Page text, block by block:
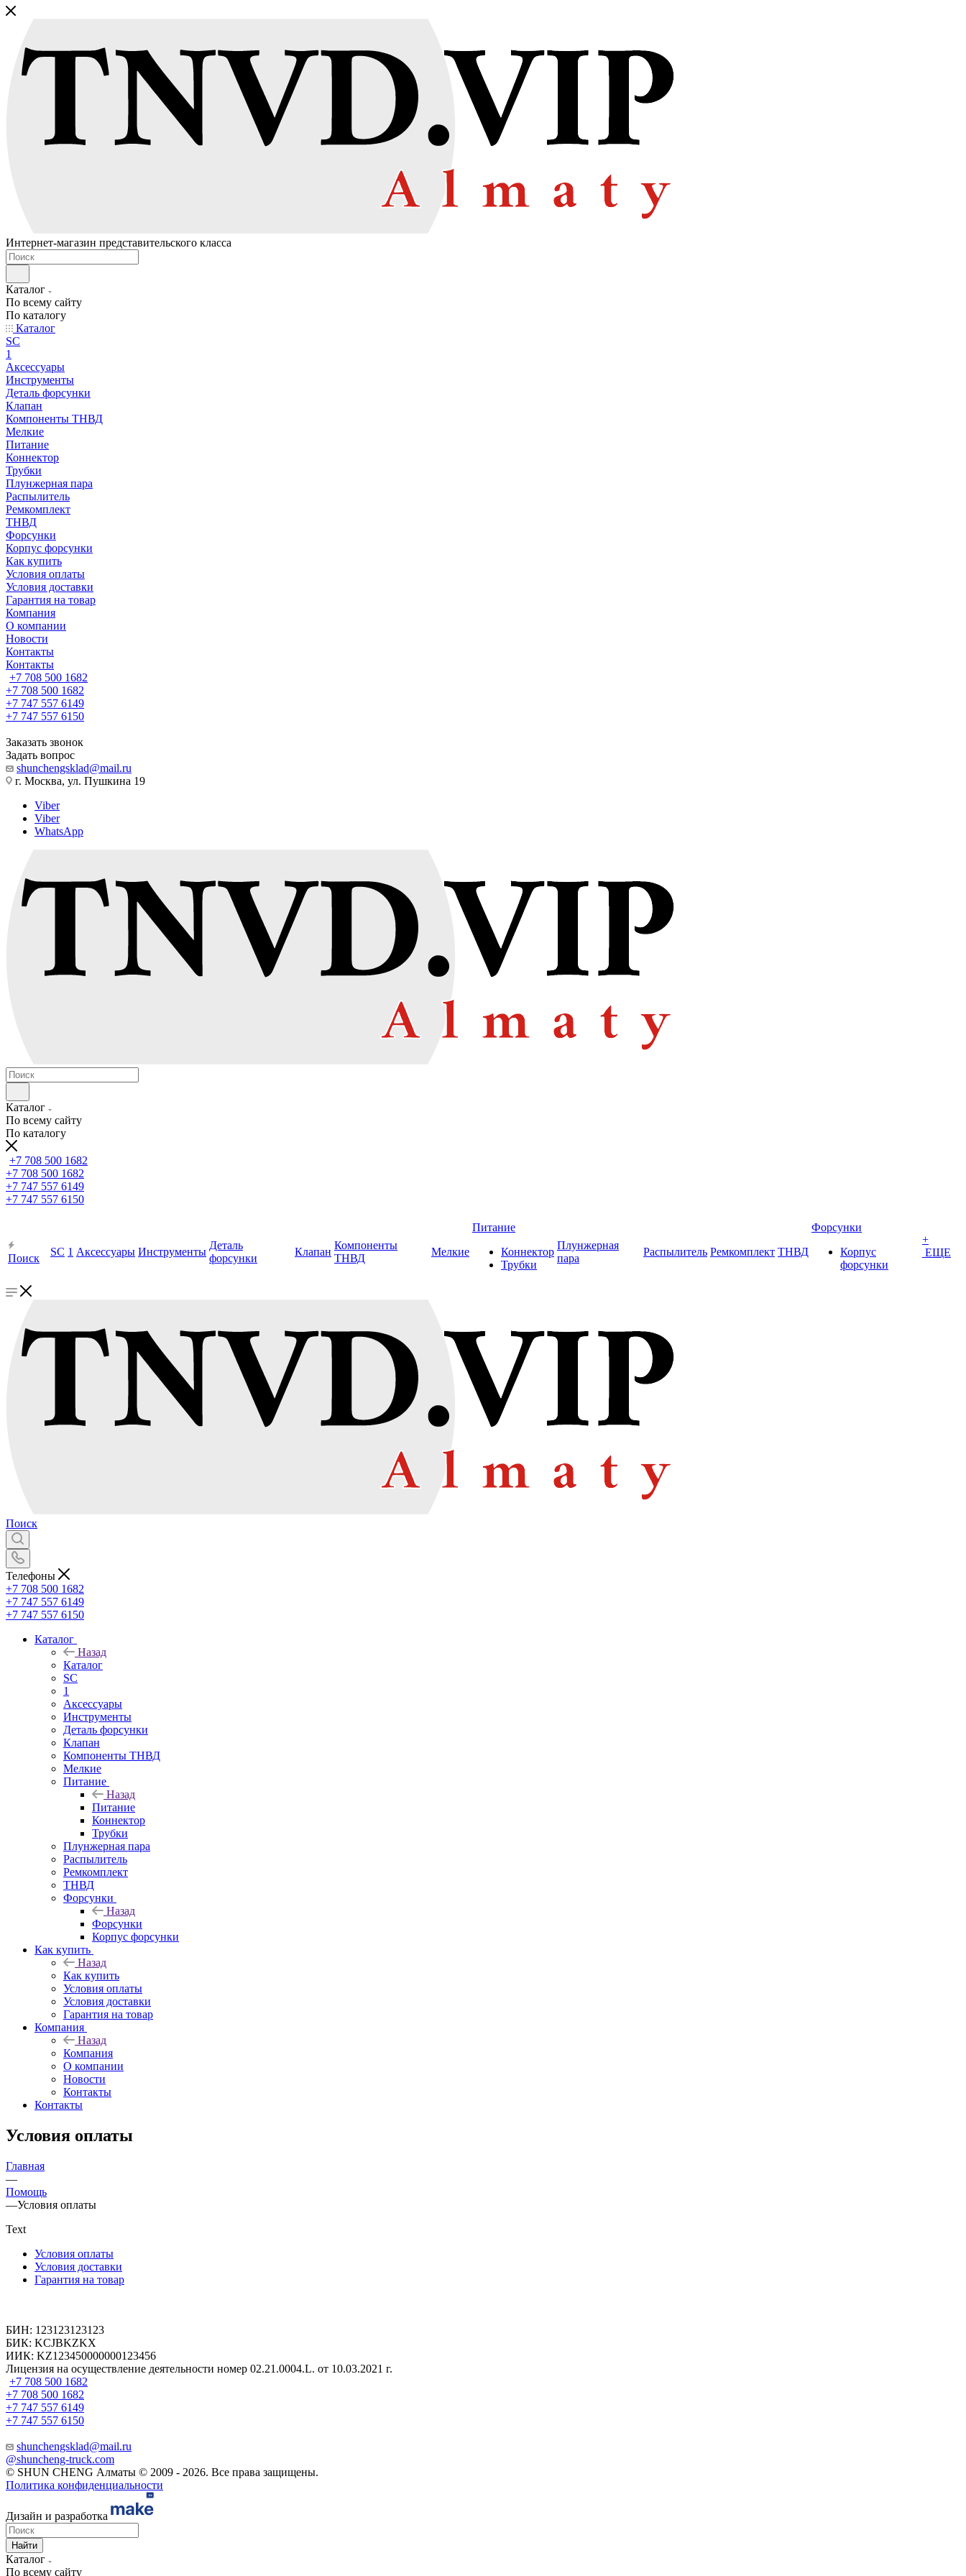
Интернет-магазин представительского класса
Каталог
По всему сайту
По каталогу
Каталог
SC
1
Аксессуары
Инструменты
Деталь форсунки
Клапан
Компоненты ТНВД
Мелкие
Питание
Коннектор
Трубки
Плунжерная пара
Распылитель
Ремкомплект
ТНВД
Форсунки
Корпус форсунки
Как купить
Условия оплаты
Условия доставки
Гарантия на товар
Компания
О компании
Новости
Контакты
Контакты
+7 708 500 1682
+7 708 500 1682
+7 747 557 6149
+7 747 557 6150
Заказать звонок
Задать вопрос
shunchengsklad@mail.ru
г. Москва, ул. Пушкина 19
Viber
Viber
WhatsApp
Каталог
По всему сайту
По каталогу
+7 708 500 1682
+7 708 500 1682
+7 747 557 6149
+7 747 557 6150
Поиск
SC 1 Аксессуары Инструменты
Деталь
форсунки
Клапан
Компоненты
ТНВД
Мелкие
Питание
Коннектор
Трубки
Плунжерная
пара
Распылитель Ремкомплект ТНВД
Форсунки
Корпус
форсунки
+
ЕЩЕ
Поиск
Телефоны
+7 708 500 1682
+7 747 557 6149
+7 747 557 6150
Каталог
Назад
Каталог
SC
1
Аксессуары
Инструменты
Деталь форсунки
Клапан
Компоненты ТНВД
Мелкие
Питание
Назад
Питание
Коннектор
Трубки
Плунжерная пара
Распылитель
Ремкомплект
ТНВД
Форсунки
Назад
Форсунки
Корпус форсунки
Как купить
Назад
Как купить
Условия оплаты
Условия доставки
Гарантия на товар
Компания
Назад
Компания
О компании
Новости
Контакты
Контакты
Условия оплаты
Главная
—
Помощь
—Условия оплаты
Text
Условия оплаты
Условия доставки
Гарантия на товар
БИН: 123123123123
БИК: KCJBKZKX
ИИК: KZ123450000000123456
Лицензия на осуществление деятельности номер 02.21.0004.L. от 10.03.2021 г.
+7 708 500 1682
+7 708 500 1682
+7 747 557 6149
+7 747 557 6150
shunchengsklad@mail.ru
@shuncheng-truck.com
© SHUN CHENG Алматы © 2009 - 2026. Все права защищены.
Политика конфиденциальности
Дизайн и разработка
Найти
Каталог
По всему сайту